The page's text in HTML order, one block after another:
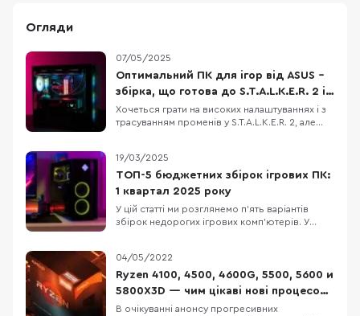
Огляди
07/05/2025
Оптимальний ПК для ігор від ASUS –
збірка, що готова до S.T.A.L.K.E.R. 2 і
не тільки
Хочеться грати на високих налаштуваннях і з
трасуванням променів у S.T.A.L.K.E.R. 2, але
який дозволить не лише пограти з
комфортом, але й стрімити ігри на популярні
платформи. Корпус ASUS A23 Plus, блок
живлення
19/03/2025
ТОП-5 бюджетних збірок ігрових ПК:
1 квартал 2025 року
У цій статті ми розглянемо п’ять варіантів
збірок недорогих ігрових комп’ютерів. У
та AMD випустили нові лінійки відеокарт, але
вони ще малодоступні й коштують занадто
дорого. Тому в кожному ПК ми підбираємо
04/05/2022
Ryzen 4100, 4500, 4600G, 5500, 5600 и
5800X3D — чим цікаві нові процесори
AMD?
В очікуванні анонсу прогресивних